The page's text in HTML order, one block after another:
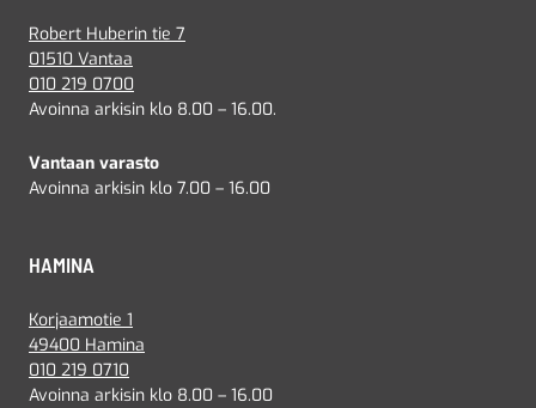
Robert Huberin tie 7
01510 Vantaa
010 219 0700
Avoinna arkisin klo 8.00 – 16.00.
Vantaan varasto
Avoinna arkisin klo 7.00 – 16.00
HAMINA
Korjaamotie 1
49400 Hamina
010 219 0710
Avoinna arkisin klo 8.00 – 16.00